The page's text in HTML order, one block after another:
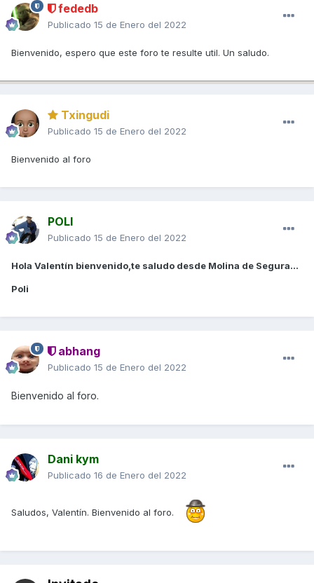
fededb
Publicado 15 de Enero del 2022
Bienvenido, espero que este foro te resulte util. Un saludo.
Txingudi
Publicado 15 de Enero del 2022
Bienvenido al foro
POLI
Publicado 15 de Enero del 2022
Hola Valentín bienvenido,te saludo desde Molina de Segura...
Poli
abhang
Publicado 15 de Enero del 2022
Bienvenido al foro.
Dani kym
Publicado 16 de Enero del 2022
Saludos, Valentín. Bienvenido al foro.